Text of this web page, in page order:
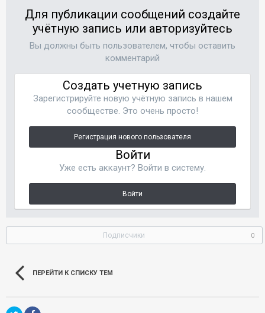
Для публикации сообщений создайте
учётную запись или авторизуйтесь
Вы должны быть пользователем, чтобы оставить
комментарий
Создать учетную запись
Зарегистрируйте новую учётную запись в нашем
сообществе. Это очень просто!
Регистрация нового пользователя
Войти
Уже есть аккаунт? Войти в систему.
Войти
Подписчики 0
ПЕРЕЙТИ К СПИСКУ ТЕМ